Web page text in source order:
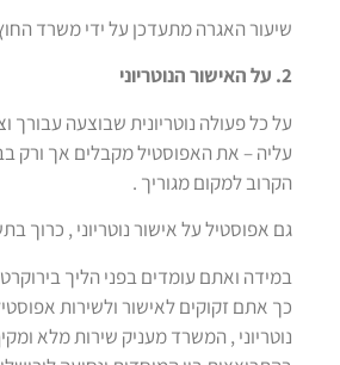
שיעור האגרה מתעדכן על ידי משרד
2. על האישור הנוטריוני
על כל פעולה נוטריונית שבוצעה עבורך
עליה – את האפוסטיל מקבלים אך ורק
הקרוב למקום מגוריך .
גם אפוסטיל על אישור נוטריוני , כרוך
במידה ואתם עומדים בפני הליך
כך אתם זקוקים לאישור ולשירות
נוטריוני , המשרד מעניק שירות מלא